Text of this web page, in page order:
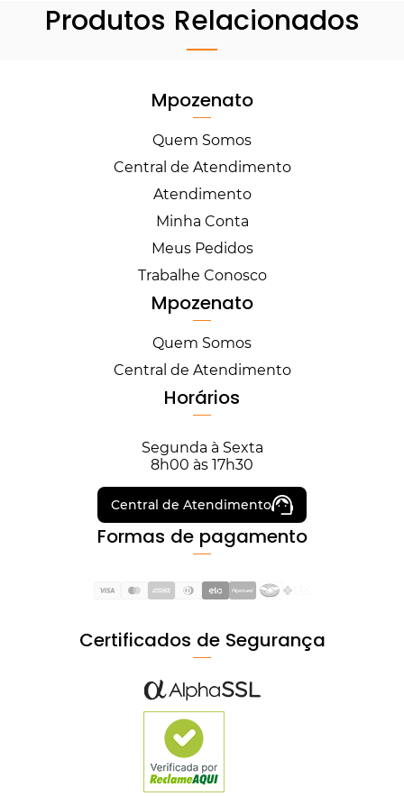
Produtos Relacionados
Mpozenato
Quem Somos
Central de Atendimento
Atendimento
Minha Conta
Meus Pedidos
Trabalhe Conosco
Mpozenato
Quem Somos
Central de Atendimento
Horários
Segunda à Sexta
8h00 às 17h30
Central de Atendimento
Formas de pagamento
Certificados de Segurança